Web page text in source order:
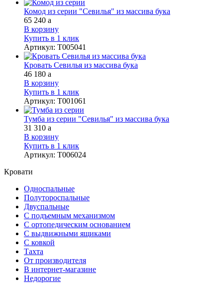
Комод из серии "Севилья" из массива бука
65 240 a
В корзину
Купить в 1 клик
Артикул: Т005041
Кровать Севилья из массива бука
46 180 a
В корзину
Купить в 1 клик
Артикул: Т001061
Тумба из серии "Севилья" из массива бука
31 310 a
В корзину
Купить в 1 клик
Артикул: Т006024
Кровати
Односпальные
Полутороспальные
Двуспальные
С подъемным механизмом
С ортопедическим основанием
С выдвижными ящиками
С ковкой
Тахта
От производителя
В интернет-магазине
Недорогие